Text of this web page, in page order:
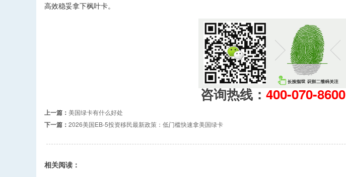
高效稳妥拿下枫叶卡。 ​
咨询热线： 400-070-8600
上一篇： 美国绿卡有什么好处
下一篇： 2026美国EB-5投资移民最新政策：低门槛快速拿美国绿卡
相关阅读：